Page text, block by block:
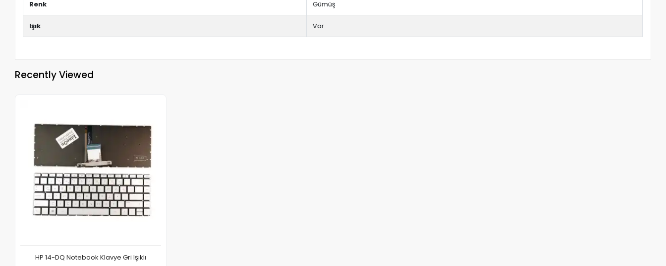
Renk Gümüş
Işık Var
Recently Viewed
HP 14-DQ Notebook Klavye Gri Işıklı